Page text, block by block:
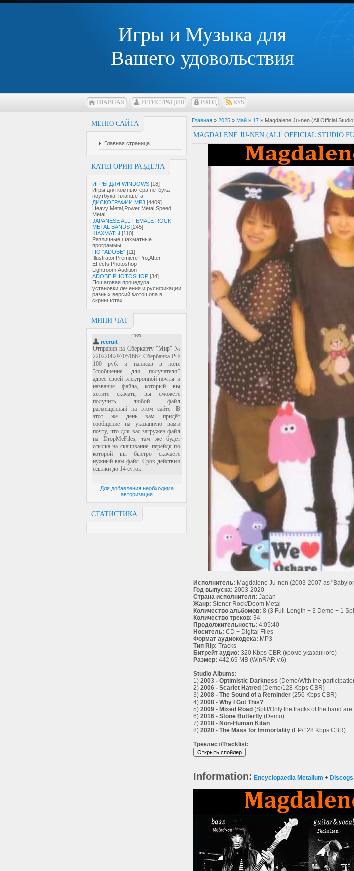
Игры и Музыка для
Вашего удовольствия
ГЛАВНАЯ РЕГИСТРАЦИЯ ВХОД RSS
МЕНЮ САЙТА
Главная страница
КАТЕГОРИИ РАЗДЕЛА
ИГРЫ ДЛЯ WINDOWS [18]
Игры для компьютера,нетбука
ноутбука, планшета
ДИСКОГРАФИИ MP3 [4409]
Heavy Metal,Power Metal,Speed
Metal
JAPANESE ALL-FEMALE ROCK-
METAL BANDS [245]
ШАХМАТЫ [110]
Различные шахматные
программы
ПО "ADOBE" [11]
Illustrator,Premiere Pro,After
Effects,Photoshop
Lightroom,Audition
ADOBE PHOTOSHOP [34]
Пошаговая процедура
установки,лечения и русификации
разных версий Фотошопа в
скриншотах
МИНИ-ЧАТ
Для добавления необходима
авторизация
СТАТИСТИКА
Главная » 2025 » Май » 17 » Magdalene Ju-nen (All Official
MAGDALENE JU-NEN (ALL OFFICIAL STUDIO
Исполнитель: Magdalene Ju-nen (2003-2007 as
Год выпуска: 2003-2020
Страна исполнителя: Japan
Жанр: Stoner Rock/Doom Metal
Количество альбомов: 8 (3 Full-Length + 3 Demo + 1
Количество треков: 34
Продолжительность: 4:05:40
Носитель: CD + Digital Files
Формат аудиокодека: MP3
Тип Rip: Tracks
Битрейт аудио: 320 Kbps CBR (кроме указанного)
Размер: 442,69 MB (WinRAR v.6)
Studio Albums:
1) 2003 - Optimistic Darkness (Demo/With the
2) 2006 - Scarlet Hatred (Demo/128 Kbps CBR)
3) 2008 - The Sound of a Reminder (256 Kbps CBR)
4) 2008 - Why I Got This?
5) 2009 - Mixed Road (Split/Only the tracks of the band
6) 2016 - Stone Butterfly (Demo)
7) 2018 - Non-Human Kitan
8) 2020 - The Mass for Immortality (EP/128 Kbps CBR)
Треклист/Tracklist:
Information: Encyclopaedia Metallum +